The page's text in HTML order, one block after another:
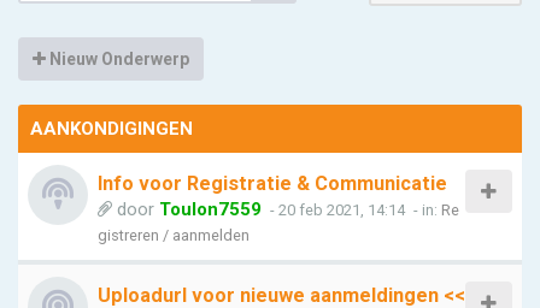
Nieuw Onderwerp
AANKONDIGINGEN
Info voor Registratie & Communicatie
door Toulon7559 - 20 feb 2021, 14:14 - in: Re
gistreren / aanmelden
Uploadurl voor nieuwe aanmeldingen <<